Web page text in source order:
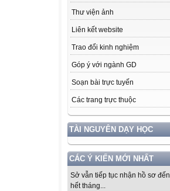
Thư viện ảnh
Liên kết website
Trao đổi kinh nghiệm
Góp ý với ngành GD
Soạn bài trực tuyến
Các trang trực thuộc
TÀI NGUYÊN DẠY HỌC
CÁC Ý KIẾN MỚI NHẤT
Sở vẫn tiếp tục nhận hồ sơ đến
hết tháng...